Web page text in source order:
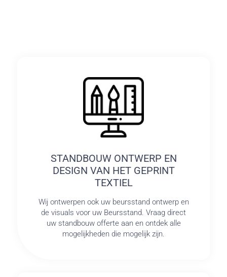
STANDBOUW ONTWERP EN
DESIGN VAN HET GEPRINT
TEXTIEL
Wij ontwerpen ook uw beursstand ontwerp en
de visuals voor uw Beursstand. Vraag direct
uw standbouw offerte aan en ontdek alle
mogelijkheden die mogelijk zijn.